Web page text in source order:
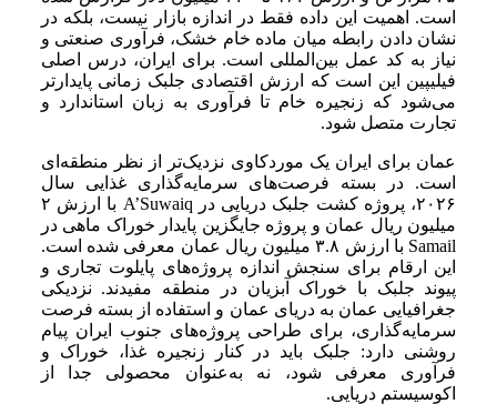
است. اهمیت این داده فقط در اندازه بازار نیست، بلکه در
نشان دادن رابطه میان ماده خام خشک، فرآوری صنعتی و
نیاز به کد عمل بین‌المللی است. برای ایران، درس اصلی
فیلیپین این است که ارزش اقتصادی جلبک زمانی پایدارتر
می‌شود که زنجیره خام تا فرآوری به زبان استاندارد و
تجارت متصل شود.
عمان برای ایران یک موردکاوی نزدیک‌تر از نظر منطقه‌ای
است. در بسته فرصت‌های سرمایه‌گذاری غذایی سال
۲۰۲۶، پروژه کشت جلبک دریایی در A’Suwaiq با ارزش ۲
میلیون ریال عمان و پروژه جایگزین پایدار خوراک ماهی در
Samail با ارزش ۳.۸ میلیون ریال عمان معرفی شده است.
این ارقام برای سنجش اندازه پروژه‌های پایلوت تجاری و
پیوند جلبک با خوراک آبزیان در منطقه مفیدند. نزدیکی
جغرافیایی عمان به دریای عمان و استفاده از بسته فرصت
سرمایه‌گذاری، برای طراحی پروژه‌های جنوب ایران پیام
روشنی دارد: جلبک باید در کنار زنجیره غذا، خوراک و
فرآوری معرفی شود، نه به‌عنوان محصولی جدا از
اکوسیستم دریایی.